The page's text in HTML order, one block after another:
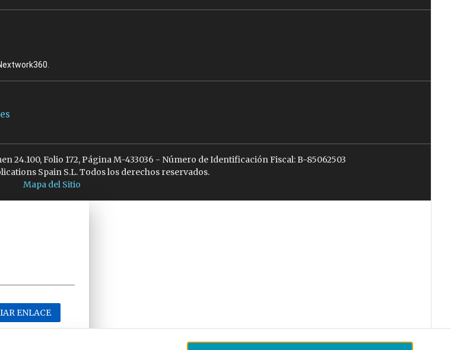
24.100, Folio 172, Página M-433036 - Número de Identificación Fiscal: B-85062503
Spain S.L. Todos los derechos reservados.
Mapa del Sitio
ENLACE